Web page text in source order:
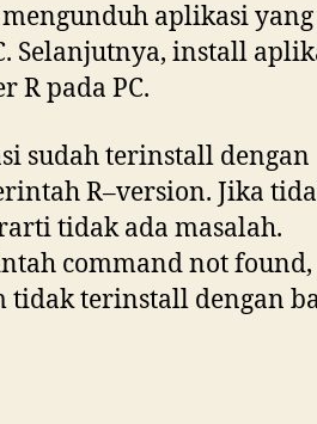
aplikasi yang
Selanjutnya, install
R pada PC.
sudah terinstall dengan
R–version. Jika
tidak ada masalah.
command not found,
tidak terinstall dengan